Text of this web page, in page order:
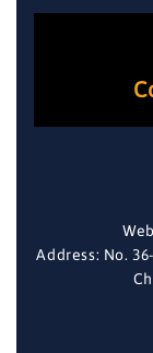
Address: No.